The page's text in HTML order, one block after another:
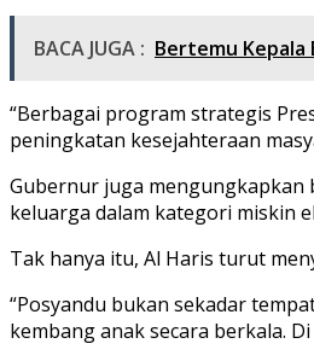
BACA JUGA : Bertemu Kepala
“Berbagai program strategis
peningkatan kesejahteraan
Gubernur juga mengungkapkan
keluarga dalam kategori miskin
Tak hanya itu, Al Haris turut
“Posyandu bukan sekadar
kembang anak secara berkala.